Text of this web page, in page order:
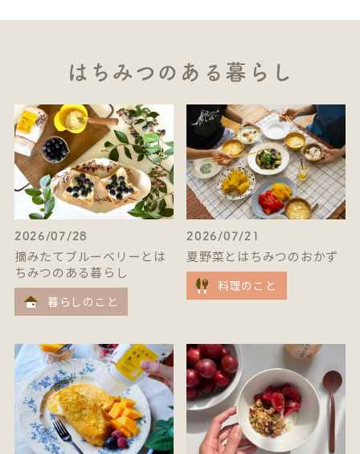
はちみつのある暮らし
2026/07/28
摘みたてブルーベリーとは
ちみつのある暮らし
暮らしのこと
2026/07/21
夏野菜とはちみつのおかず
料理のこと